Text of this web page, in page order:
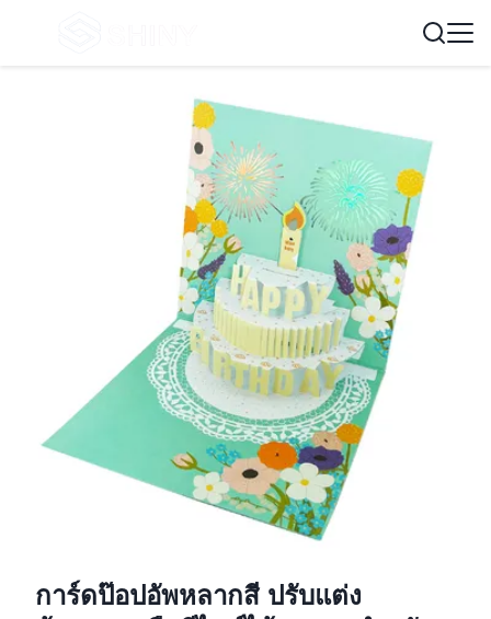
การ์ดป๊อปอัพหลากสี ปรับแต่ง